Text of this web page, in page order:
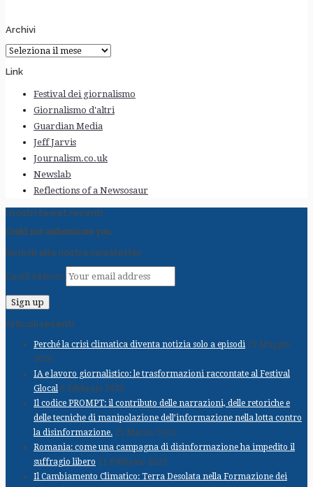
Archivi
Archivi
Link
Festival dei giornalismo
Giornalismo d'altri
Guardian Media
Jeff Jarvis
Journalism.co.uk
Newslab
Reflections of a Newsosaur
I nostri tweet recenti
Could not authenticate you.
Iscriviti alla nostra newsletter
Email address:
Articoli recenti
Perché la crisi climatica diventa notizia solo a episodi 19 Maggio
2026
IA e lavoro giornalistico: le trasformazioni raccontate al Festival
Glocal 9 Febbraio 2026
Il codice PROMPT: il contributo delle narrazioni, delle retoriche e
delle tecniche di manipolazione dell’informazione nella lotta contro
la disinformazione. 25 Marzo 2025
Romania: come una campagna di disinformazione ha impedito il
suffragio libero 11 Febbraio 2025
Il Cambiamento Climatico: Terra Desolata nella Formazione dei